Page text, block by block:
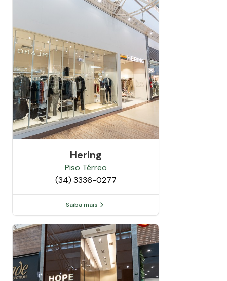
Hering
Piso Térreo
(34) 3336-0277
Saiba mais